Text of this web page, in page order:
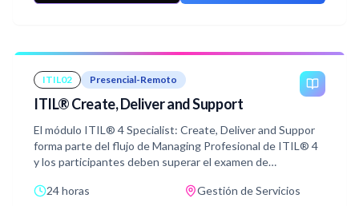
planificar y brindar una mejora continua con la agilidad
desarrollar un equipo que mejore continuamente. Cubrirá
elementos prácticos y estratégicos
ITIL02 Presencial-Remoto
ITIL® Create, Deliver and Support
El módulo ITIL® 4 Specialist: Create, Deliver and Suppor
forma parte del flujo de Managing Profesional de ITIL® 4
y los participantes deben superar el examen de
Managing Professional (MP). El curso se centra en la
24 horas Gestión de Servicios